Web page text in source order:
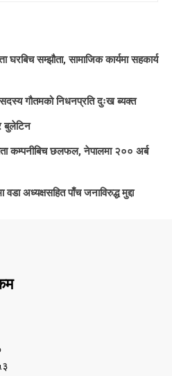
घरबिच सम्झौता, सामाजिक कार्यमा सहकार्य
गौतमको निधनप्रति दुःख ब्यक्त
बुलेटिन
कम्पनीबिच छलफल, नेपालमा २०० अर्ब
अध्यक्षसहित पाँच जनाविरुद्ध मुद्दा